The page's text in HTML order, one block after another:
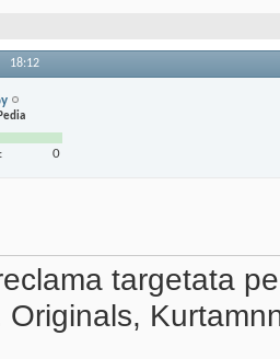
18:12
0
targetata
Originals,